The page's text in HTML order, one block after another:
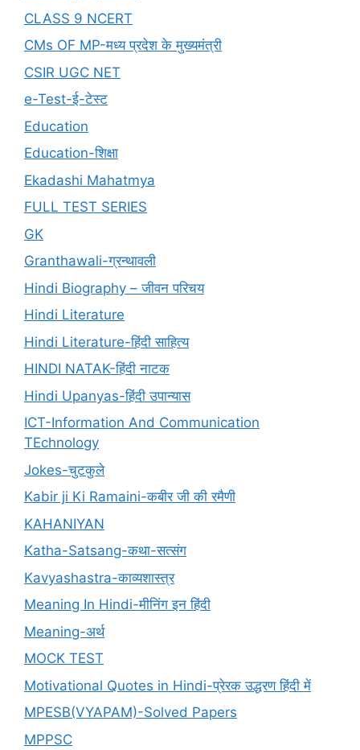
CLASS 9 NCERT
CMs OF MP-मध्य प्रदेश के मुख्यमंत्री
CSIR UGC NET
e-Test-ई-टेस्ट
Education
Education-शिक्षा
Ekadashi Mahatmya
FULL TEST SERIES
GK
Granthawali-ग्रन्थावली
Hindi Biography – जीवन परिचय
Hindi Literature
Hindi Literature-हिंदी साहित्य
HINDI NATAK-हिंदी नाटक
Hindi Upanyas-हिंदी उपान्यास
ICT-Information And Communication
TEchnology
Jokes-चुटकुले
Kabir ji Ki Ramaini-कबीर जी की रमैणी
KAHANIYAN
Katha-Satsang-कथा-सत्संग
Kavyashastra-काव्यशास्त्र
Meaning In Hindi-मीनिंग इन हिंदी
Meaning-अर्थ
MOCK TEST
Motivational Quotes in Hindi-प्रेरक उद्धरण हिंदी में
MPESB(VYAPAM)-Solved Papers
MPPSC